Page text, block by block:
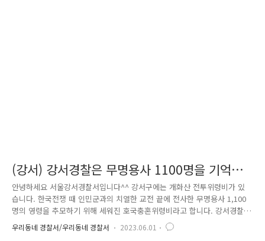
(강서) 강서경찰은 무명용사 1100명을 기억합
니다.
안녕하세요 서울강서경찰서입니다^^ 강서구에는 개화산 전투위령비가 있
습니다. 한국전쟁 때 인민군과의 치열한 교전 끝에 전사한 무명용사 1,100
명의 영령을 추모하기 위해 세워진 호국충혼위령비라고 합니다. 강서경찰
은 현충일을 맞아 호국영령을 기리는 시간을 가졌습니다. 안전한 오늘을
위해 희생하신 무명용사들에게 감사드리며, 그들의 마음을 되새기는 기회
우리동네 경찰서/우리동네 경찰서 2023.06.01